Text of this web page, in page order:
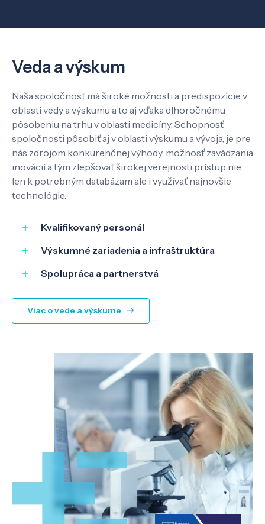
Veda a výskum
Naša spoločnosť má široké možnosti a predispozície v
oblasti vedy a výskumu a to aj vďaka dlhoročnému
pôsobeniu na trhu v oblasti medicíny. Schopnosť
spoločnosti pôsobiť aj v oblasti výskumu a vývoja, je pre
nás zdrojom konkurenčnej výhody, možnosť zavádzania
inovácií a tým zlepšovať širokej verejnosti prístup nie
len k potrebným databázam ale i využívať najnovšie
technológie.
Kvalifikovaný personál
Výskumné zariadenia a infraštruktúra
Spolupráca a partnerstvá
Viac o vede a výskume